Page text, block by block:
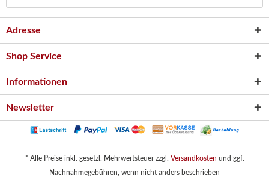
Adresse
Shop Service
Informationen
Newsletter
* Alle Preise inkl. gesetzl. Mehrwertsteuer zzgl. Versandkosten und ggf.
Nachnahmegebühren, wenn nicht anders beschrieben